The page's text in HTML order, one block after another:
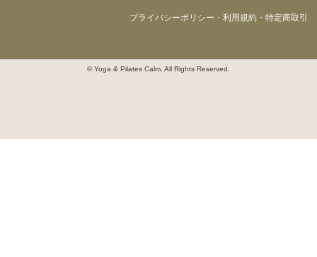
プライバシーポリシー・利用規約・特定商取引
© Yoga & Pilates Calm. All Rights Reserved.